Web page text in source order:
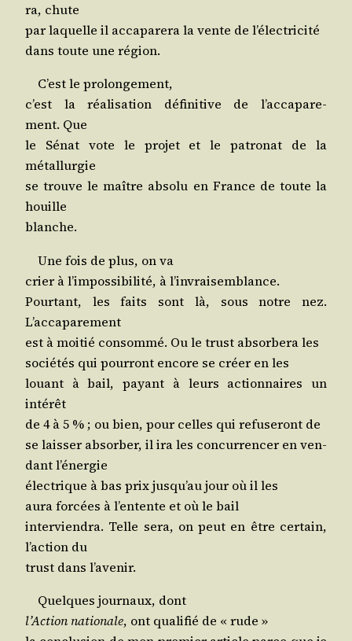
ra, chute
par laquelle il acca­pa­re­ra la vente de l’électricité
dans toute une région.
C’est le prolongement,
c’est la réa­li­sa­tion défi­ni­tive de l’ac­ca­pa­re­
ment. Que
le Sénat vote le pro­jet et le patro­nat de la
métallurgie
se trouve le maître abso­lu en France de toute la
houille
blanche.
Une fois de plus, on va
crier à l’im­pos­si­bi­li­té, à l’invraisemblance.
Pour­tant, les faits sont là, sous notre nez.
L’accaparement
est à moi­tié consom­mé. Ou le trust absor­be­ra les
socié­tés qui pour­ront encore se créer en les
louant à bail, payant à leurs action­naires un
intérêt
de 4 à 5 % ; ou bien, pour celles qui refu­se­ront de
se lais­ser absor­ber, il ira les concur­ren­cer en ven­
dant l’énergie
élec­trique à bas prix jus­qu’au jour où il les
aura for­cées à l’en­tente et où le bail
inter­vien­dra. Telle sera, on peut en être cer­tain,
l’ac­tion du
trust dans l’avenir.
Quelques jour­naux, dont
l’Ac­tion natio­nale, ont qua­li­fié de « rude »